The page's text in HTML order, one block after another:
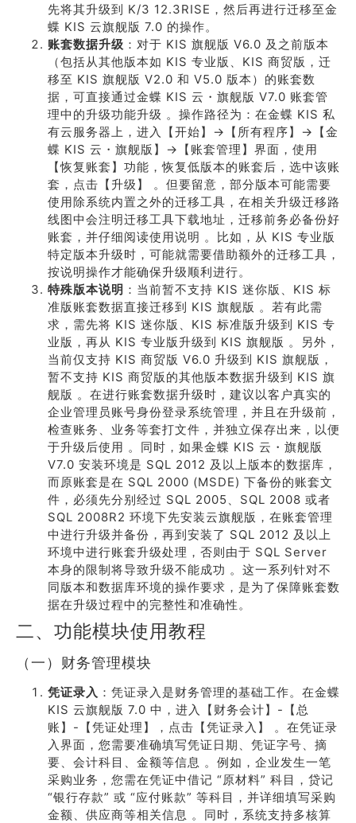
先将其升级到 K/3 12.3RISE，然后再进行迁移至金
蝶 KIS 云旗舰版 7.0 的操作。
账套数据升级 ：对于 KIS 旗舰版 V6.0 及之前版本
（包括从其他版本如 KIS 专业版、KIS 商贸版，迁
移至 KIS 旗舰版 V2.0 和 V5.0 版本）的账套数
据，可直接通过金蝶 KIS 云・旗舰版 V7.0 账套管
理中的升级功能升级 。操作路径为：在金蝶 KIS 私
有云服务器上，进入【开始】→【所有程序】→【金
蝶 KIS 云・旗舰版】→【账套管理】界面，使用
【恢复账套】功能，恢复低版本的账套后，选中该账
套，点击【升级】 。但要留意，部分版本可能需要
使用除系统内置之外的迁移工具，在相关升级迁移路
线图中会注明迁移工具下载地址，迁移前务必备份好
账套，并仔细阅读使用说明 。比如，从 KIS 专业版
特定版本升级时，可能就需要借助额外的迁移工具，
按说明操作才能确保升级顺利进行。
特殊版本说明 ：当前暂不支持 KIS 迷你版、KIS 标
准版账套数据直接迁移到 KIS 旗舰版 。若有此需
求，需先将 KIS 迷你版、KIS 标准版升级到 KIS 专
业版，再从 KIS 专业版升级到 KIS 旗舰版 。另外，
当前仅支持 KIS 商贸版 V6.0 升级到 KIS 旗舰版，
暂不支持 KIS 商贸版的其他版本数据升级到 KIS 旗
舰版 。在进行账套数据升级时，建议以客户真实的
企业管理员账号身份登录系统管理，并且在升级前，
检查账务、业务等套打文件，并独立保存出来，以便
于升级后使用 。同时，如果金蝶 KIS 云・旗舰版
V7.0 安装环境是 SQL 2012 及以上版本的数据库，
而原账套是在 SQL 2000 (MSDE) 下备份的账套文
件，必须先分别经过 SQL 2005、SQL 2008 或者
SQL 2008R2 环境下先安装云旗舰版，在账套管理
中进行升级并备份，再到安装了 SQL 2012 及以上
环境中进行账套升级处理，否则由于 SQL Server
本身的限制将导致升级不能成功 。这一系列针对不
同版本和数据库环境的操作要求，是为了保障账套数
据在升级过程中的完整性和准确性。
二、功能模块使用教程
（一）财务管理模块
凭证录入 ：凭证录入是财务管理的基础工作。在金蝶
KIS 云旗舰版 7.0 中，进入【财务会计】-【总
账】-【凭证处理】，点击【凭证录入】 。在凭证录
入界面，您需要准确填写凭证日期、凭证字号、摘
要、会计科目、金额等信息 。例如，企业发生一笔
采购业务，您需在凭证中借记 “原材料” 科目，贷记
“银行存款” 或 “应付账款” 等科目，并详细填写采购
金额、供应商等相关信息 。同时，系统支持多核算